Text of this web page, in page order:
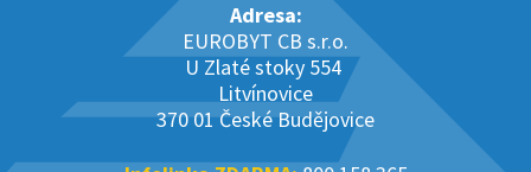
Adresa:
EUROBYT CB s.r.o.
U Zlaté stoky 554
Litvínovice
370 01 České Budějovice